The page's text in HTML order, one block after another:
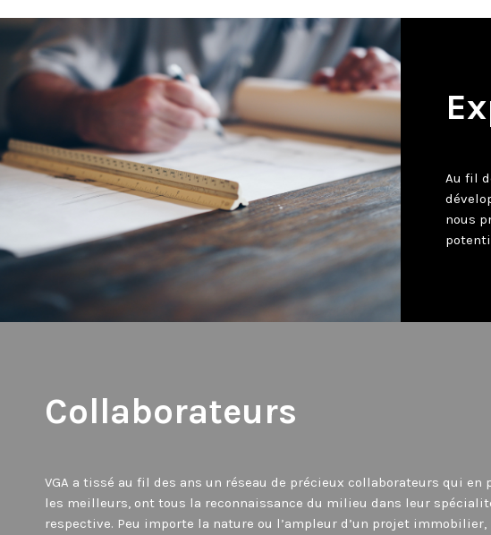
Au fil
nous
Collaborateurs
VGA a tissé au fil des ans un réseau de précieux collaborateurs qui en
les meilleurs, ont tous la reconnaissance du milieu dans leur
respective. Peu importe la nature ou l’ampleur d’un projet immobilier,